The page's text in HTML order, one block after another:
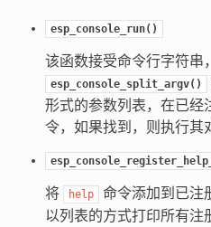
esp_console_run()
该函数接受命令行字符串
esp_console_split_argv()
形式的参数列表，在已经
令，如果找到，则执行其
将 help
命令添加到已注
以列表的方式打印所有注